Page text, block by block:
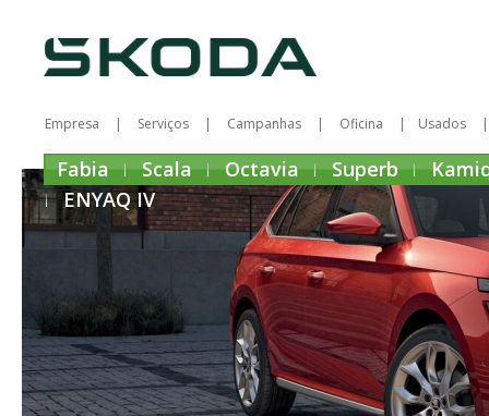
Empresa Serviços Campanhas Oficina Usados
Fabia Scala Octavia Superb
ENYAQ IV